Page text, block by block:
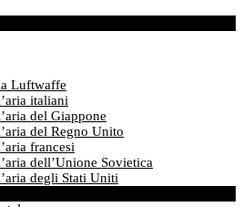
Luftwaffe
italiani
del Giappone
del Regno Unito
francesi
dell’Unione Sovietica
degli Stati Uniti